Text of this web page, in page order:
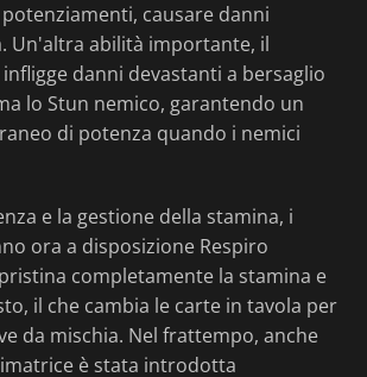
causare danni
Un'altra abilità importante, il
danni devastanti a bersaglio
lo Stun nemico, garantendo un
di potenza quando i nemici
e la gestione della stamina, i
ora a disposizione Respiro
completamente la stamina e
il che cambia le carte in tavola per
da mischia. Nel frattempo, anche
è stata introdotta